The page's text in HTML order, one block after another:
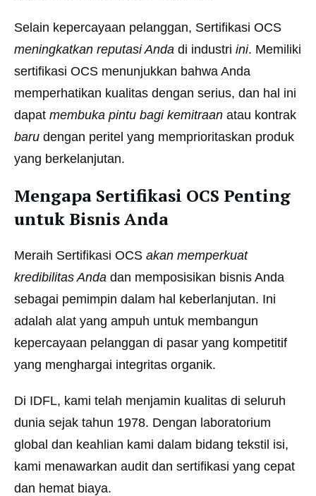
Selain kepercayaan pelanggan, Sertifikasi OCS
meningkatkan reputasi Anda di industri ini. Memiliki
sertifikasi OCS menunjukkan bahwa Anda
memperhatikan kualitas dengan serius, dan hal ini
dapat membuka pintu bagi kemitraan atau kontrak
baru dengan peritel yang memprioritaskan produk
yang berkelanjutan.
Mengapa Sertifikasi OCS Penting
untuk Bisnis Anda
Meraih Sertifikasi OCS akan memperkuat
kredibilitas Anda dan memposisikan bisnis Anda
sebagai pemimpin dalam hal keberlanjutan. Ini
adalah alat yang ampuh untuk membangun
kepercayaan pelanggan di pasar yang kompetitif
yang menghargai integritas organik.
Di IDFL, kami telah menjamin kualitas di seluruh
dunia sejak tahun 1978. Dengan laboratorium
global dan keahlian kami dalam bidang tekstil isi,
kami menawarkan audit dan sertifikasi yang cepat
dan hemat biaya.